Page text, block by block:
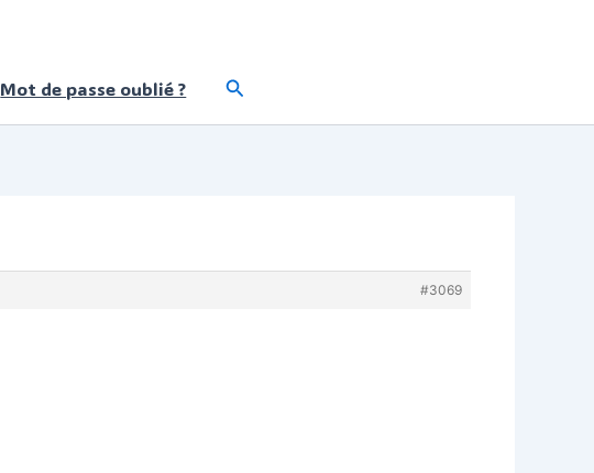
Mot de passe oublié ? Rechercher
#3069